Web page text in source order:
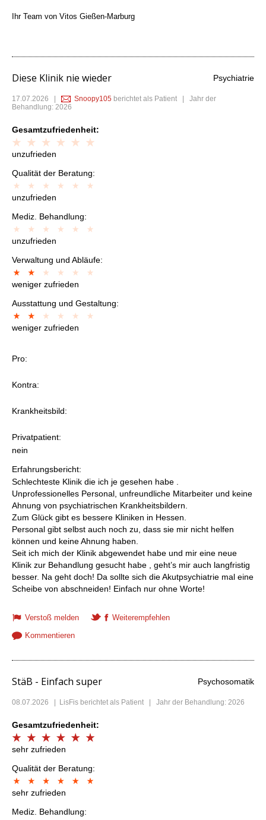
Ihr Team von Vitos Gießen-Marburg
Diese Klinik nie wieder Psychiatrie
17.07.2026 Snoopy105 berichtet als Patient | Jahr der
Behandlung: 2026
Gesamtzufriedenheit:
unzufrieden
Qualität der Beratung:
unzufrieden
Mediz. Behandlung:
unzufrieden
Verwaltung und Abläufe:
weniger zufrieden
Ausstattung und Gestaltung:
weniger zufrieden
Pro:
Kontra:
Krankheitsbild:
Privatpatient:
nein
Erfahrungsbericht:
Schlechteste Klinik die ich je gesehen habe .
Unprofessionelles Personal, unfreundliche Mitarbeiter und keine
Ahnung von psychiatrischen Krankheitsbildern.
Zum Glück gibt es bessere Kliniken in Hessen.
Personal gibt selbst auch noch zu, dass sie mir nicht helfen
können und keine Ahnung haben.
Seit ich mich der Klinik abgewendet habe und mir eine neue
Klinik zur Behandlung gesucht habe , geht’s mir auch langfristig
besser. Na geht doch! Da sollte sich die Akutpsychiatrie mal eine
Scheibe von abschneiden! Einfach nur ohne Worte!
Verstoß melden
Weiterempfehlen
Kommentieren
StäB - Einfach super Psychosomatik
08.07.2026 LisFis berichtet als Patient | Jahr der Behandlung: 2026
Gesamtzufriedenheit:
sehr zufrieden
Qualität der Beratung:
sehr zufrieden
Mediz. Behandlung: